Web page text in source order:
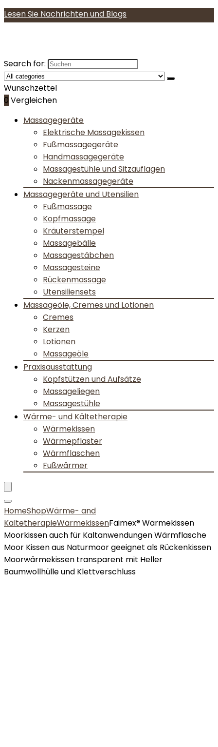
Lesen Sie Nachrichten und Blogs
Search for:
Wunschzettel
0 Vergleichen
Massagegeräte
Elektrische Massagekissen
Fußmassagegeräte
Handmassagegeräte
Massagestühle und Sitzauflagen
Nackenmassagegeräte
Massagegeräte und Utensilien
Fußmassage
Kopfmassage
Kräuterstempel
Massagebälle
Massagestäbchen
Massagesteine
Rückenmassage
Utensiliensets
Massageöle, Cremes und Lotionen
Cremes
Kerzen
Lotionen
Massageöle
Praxisausstattung
Kopfstützen und Aufsätze
Massageliegen
Massagestühle
Wärme- und Kältetherapie
Wärmekissen
Wärmepflaster
Wärmflaschen
Fußwärmer
HomeShopWärme- and
KältetherapieWärmekissenFaimex® Wärmekissen
Moorkissen auch für Kaltanwendungen Wärmflasche
Moor Kissen aus Naturmoor geeignet als Rückenkissen
Moorwärmekissen transparent mit Heller
Baumwollhülle und Klettverschluss